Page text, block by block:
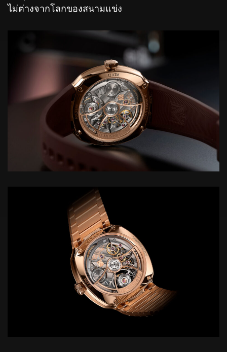
ไม่ต่างจากโลกของสนามแข่ง